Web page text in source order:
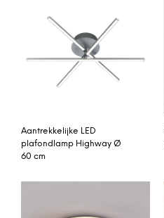
Aantrekkelijke LED
plafondlamp Highway Ø
60 cm